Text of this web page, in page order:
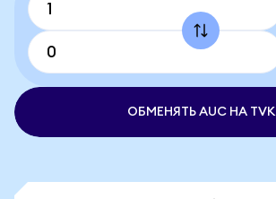
ОБМЕНЯТЬ AUC НА TVK